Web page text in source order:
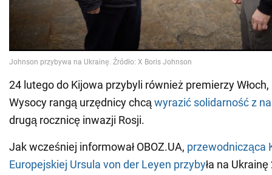
24 lutego do Kijowa przybyli również premierzy
Wysocy rangą urzędnicy chcąwyrazić solidarność z
drugą rocznicę inwazji Rosji.
Jak wcześniej informował OBOZ.UA, przewodnicząca
Europejskiej Ursula von der Leyen przybyła na